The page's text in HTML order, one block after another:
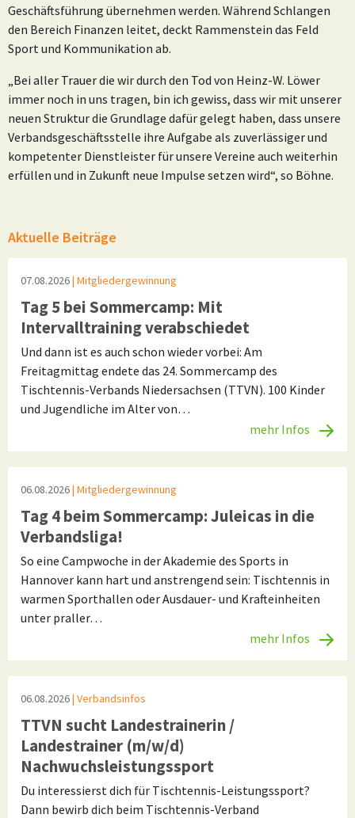
Geschäftsführung übernehmen werden. Während Schlangen
den Bereich Finanzen leitet, deckt Rammenstein das Feld
Sport und Kommunikation ab.
„Bei aller Trauer die wir durch den Tod von Heinz-W. Löwer
immer noch in uns tragen, bin ich gewiss, dass wir mit unserer
neuen Struktur die Grundlage dafür gelegt haben, dass unsere
Verbandsgeschäftsstelle ihre Aufgabe als zuverlässiger und
kompetenter Dienstleister für unsere Vereine auch weiterhin
erfüllen und in Zukunft neue Impulse setzen wird“, so Böhne.
Aktuelle Beiträge
07.08.2026| Mitgliedergewinnung
Tag 5 bei Sommercamp: Mit
Intervalltraining verabschiedet
Und dann ist es auch schon wieder vorbei: Am
Freitagmittag endete das 24. Sommercamp des
Tischtennis-Verbands Niedersachsen (TTVN). 100 Kinder
und Jugendliche im Alter von…
mehr Infos
06.08.2026| Mitgliedergewinnung
Tag 4 beim Sommercamp: Juleicas in die
Verbandsliga!
So eine Campwoche in der Akademie des Sports in
Hannover kann hart und anstrengend sein: Tischtennis in
warmen Sporthallen oder Ausdauer- und Krafteinheiten
unter praller…
mehr Infos
06.08.2026| Verbandsinfos
TTVN sucht Landestrainerin /
Landestrainer (m/w/d)
Nachwuchsleistungssport
Du interessierst dich für Tischtennis-Leistungssport?
Dann bewirb dich beim Tischtennis-Verband